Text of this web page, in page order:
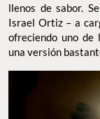
llenos de sabor.
Israel Ortiz – a
ofreciendo uno de
una versión